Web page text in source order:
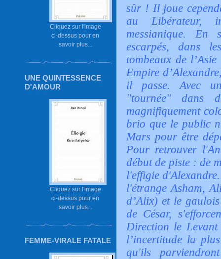
Cliquez sur l'image
ci-dessus pour en
savoir plus...
UNE QUINTESSENCE
D'AMOUR
Cliquez sur l'image
ci-dessus pour en
savoir plus...
FEMME-VIRALE FATALE
sûr ! Il joue
au Libérateur,
messianique. En
escarpés, dans
tombeaux de
Empire
il passe. Avec
"tournée" dans
magnifiquement
brio que le public
Mars pour être
Pour retrouver
début de piste : de
l'effigie
l'étrange Asham,
d’Alix) et le
de César,
Direction le
l’incertitude la
qu'ils